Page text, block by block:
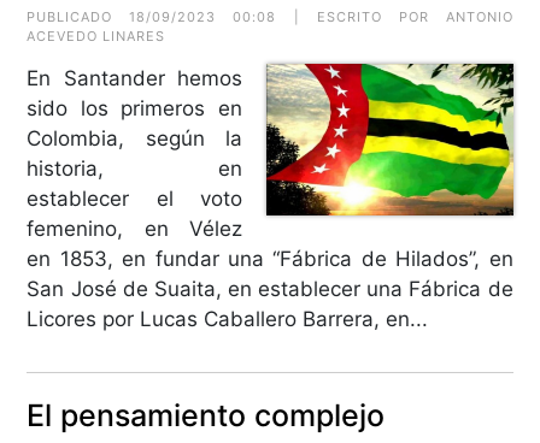
PUBLICADO 18/09/2023 00:08 | ESCRITO POR ANTONIO
ACEVEDO LINARES
En Santander hemos
sido los primeros en
Colombia, según la
historia, en
establecer el voto
femenino, en Vélez
en 1853, en fundar una “Fábrica de Hilados”, en
San José de Suaita, en establecer una Fábrica de
Licores por Lucas Caballero Barrera, en...
El pensamiento complejo